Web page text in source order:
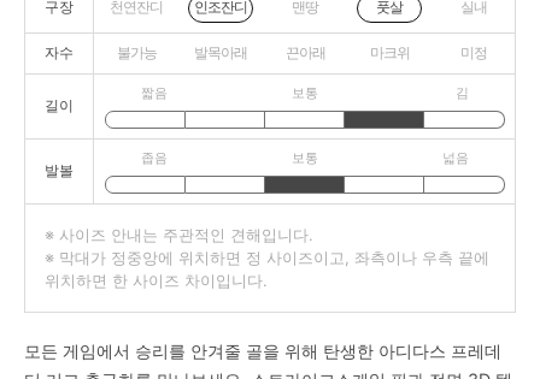
구장 천연잔디 인조잔디 맨땅 풋살 실내
자수 불가능 발목아래 끈아래 마크위 미정
길이
짧음 보통 김
발볼
좁음 보통 넓음
※ 사이즈 안내는 주관적인 견해입니다.
※ 막대가 정중앙에 위치하면 정 사이즈이고, 좌측이나 우측 끝에
위치하면 한 사이즈 차이입니다.
모든 게임에서 승리를 안겨줄 골을 위해 탄생한 아디다스 프레데